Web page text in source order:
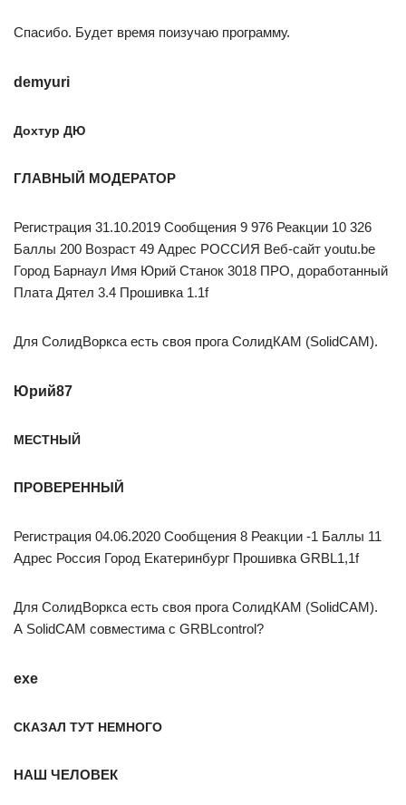
Спасибо. Будет время поизучаю программу.
demyuri
Дохтур ДЮ
ГЛАВНЫЙ МОДЕРАТОР
Регистрация 31.10.2019 Сообщения 9 976 Реакции 10 326
Баллы 200 Возраст 49 Адрес РОССИЯ Веб-сайт youtu.be
Город Барнаул Имя Юрий Станок 3018 ПРО, доработанный
Плата Дятел 3.4 Прошивка 1.1f
Для СолидВоркса есть своя прога СолидКАМ (SolidCAM).
Юрий87
МЕСТНЫЙ
ПРОВЕРЕННЫЙ
Регистрация 04.06.2020 Сообщения 8 Реакции -1 Баллы 11
Адрес Россия Город Екатеринбург Прошивка GRBL1,1f
Для СолидВоркса есть своя прога СолидКАМ (SolidCAM).
А SolidCAM совместима с GRBLcontrol?
exe
СКАЗАЛ ТУТ НЕМНОГО
НАШ ЧЕЛОВЕК